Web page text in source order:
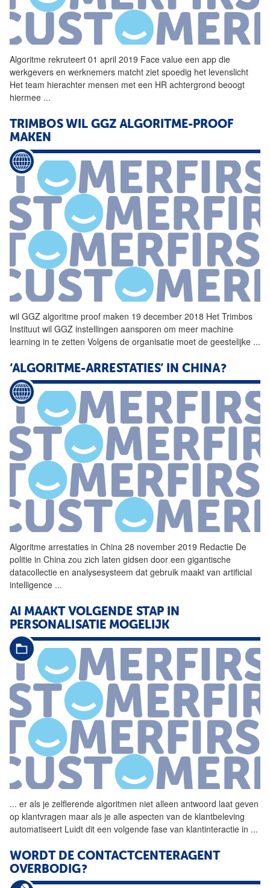
Algoritme rekruteert 01 april 2019 Face value een app die
werkgevers en werknemers matcht ziet spoedig het levenslicht
Het team hierachter mensen met een HR achtergrond beoogt
hiermee ...
TRIMBOS WIL GGZ ALGORITME-PROOF
MAKEN
wil GGZ algoritme proof maken 19 december 2018 Het Trimbos
Instituut wil GGZ instellingen aansporen om meer machine
learning in te zetten Volgens de organisatie moet de geestelijke ...
‘ALGORITME-ARRESTATIES’ IN CHINA?
Algoritme arrestaties in China 28 november 2019 Redactie De
politie in China zou zich laten gidsen door een gigantische
datacollectie en analysesysteem dat gebruik maakt van artificial
intelligence ...
AI MAAKT VOLGENDE STAP IN
PERSONALISATIE MOGELIJK
... er als je zelflerende algoritmen niet alleen antwoord laat geven
op klantvragen maar als je alle aspecten van de klantbeleving
automatiseert Luidt dit een volgende fase van klantinteractie in ...
WORDT DE CONTACTCENTERAGENT
OVERBODIG?